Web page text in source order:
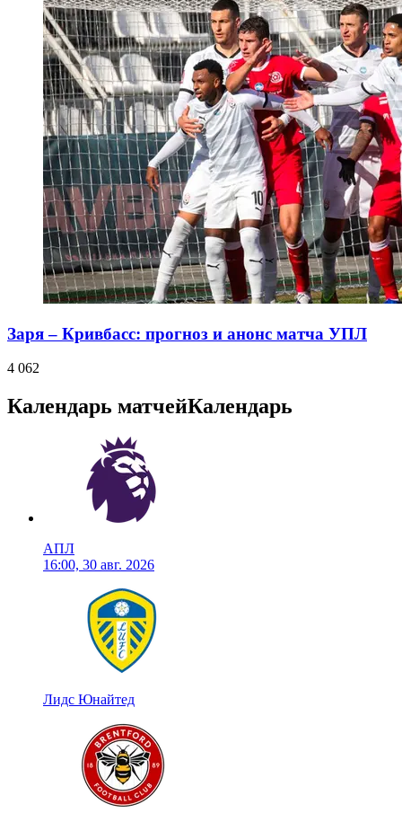
Заря – Кривбасс: прогноз и анонс матча УПЛ
4 062
Календарь матчейКалендарь
АПЛ
16:00, 30 авг. 2026
Лидс Юнайтед